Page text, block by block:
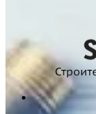
Поиск...